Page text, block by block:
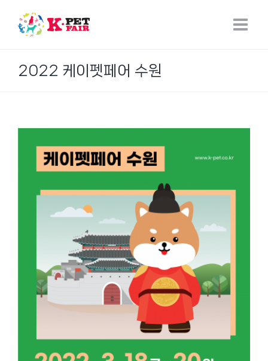
content
2022 케이펫페어 수원